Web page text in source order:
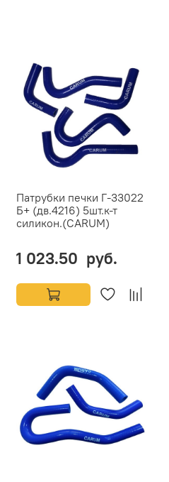
Патрубки печки Г-33022
Б+ (дв.4216) 5шт.к-т
силикон.(CARUM)
1 023.50 руб.